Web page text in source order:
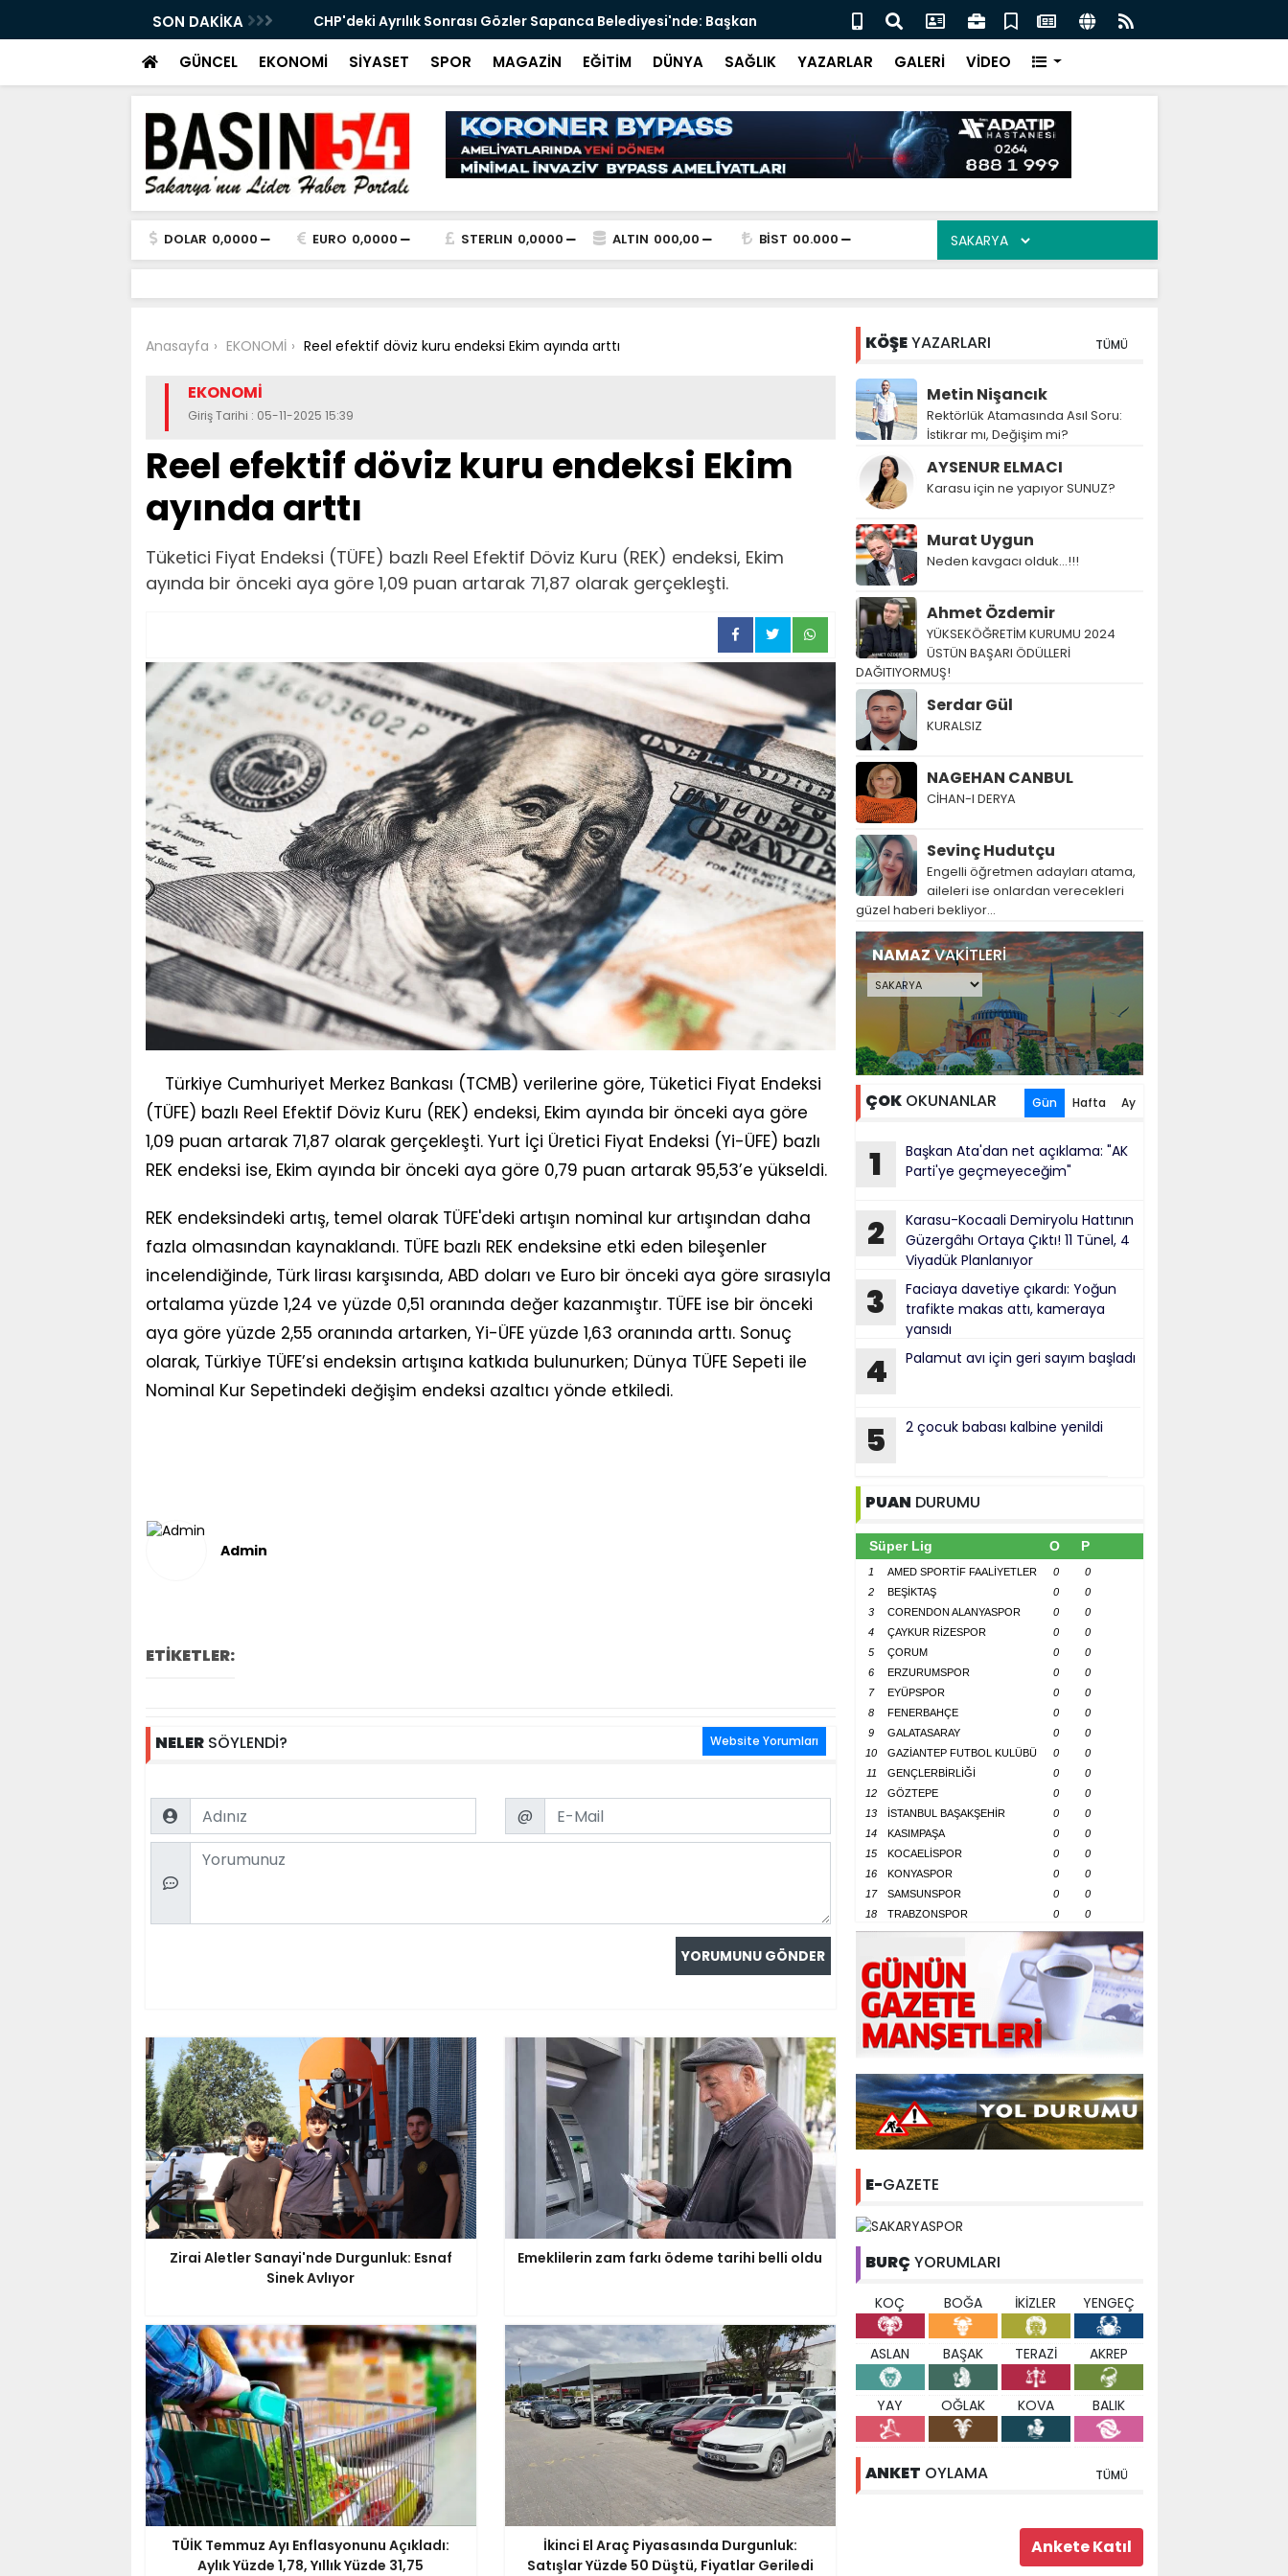
SON DAKİKA
Kamp Programı Değişti
CHP'deki Ayrılık Sonrası Gözler Sapanca Belediyesi'nde: Başkan
Şahin'in Kararı Merak Ediliyor
Karasu-Kocaali Demiryolu Hattının Güzergâhı Ortaya Çıktı! 11 Tünel,
4 Viyadük Planlanıyor
GÜNCEL EKONOMİ SİYASET SPOR MAGAZİN EĞİTİM DÜNYA SAĞLIK YAZARLAR GALERİ VİDEO
DOLAR 0,0000 EURO 0,0000 STERLIN 0,0000 ALTIN 000,00 BİST 00.000
Anasayfa EKONOMİ Reel efektif döviz kuru endeksi Ekim ayında arttı
EKONOMİ
Giriş Tarihi : 05-11-2025 15:39
Reel efektif döviz kuru endeksi Ekim
ayında arttı
Tüketici Fiyat Endeksi (TÜFE) bazlı Reel Efektif Döviz Kuru (REK) endeksi, Ekim
ayında bir önceki aya göre 1,09 puan artarak 71,87 olarak gerçekleşti.
Türkiye Cumhuriyet Merkez Bankası (TCMB) verilerine göre, Tüketici Fiyat Endeksi
(TÜFE) bazlı Reel Efektif Döviz Kuru (REK) endeksi, Ekim ayında bir önceki aya göre
1,09 puan artarak 71,87 olarak gerçekleşti. Yurt İçi Üretici Fiyat Endeksi (Yi-ÜFE) bazlı
REK endeksi ise, Ekim ayında bir önceki aya göre 0,79 puan artarak 95,53’e yükseldi.
REK endeksindeki artış, temel olarak TÜFE'deki artışın nominal kur artışından daha
fazla olmasından kaynaklandı. TÜFE bazlı REK endeksine etki eden bileşenler
incelendiğinde, Türk lirası karşısında, ABD doları ve Euro bir önceki aya göre sırasıyla
ortalama yüzde 1,24 ve yüzde 0,51 oranında değer kazanmıştır. TÜFE ise bir önceki
aya göre yüzde 2,55 oranında artarken, Yi-ÜFE yüzde 1,63 oranında arttı. Sonuç
olarak, Türkiye TÜFE’si endeksin artışına katkıda bulunurken; Dünya TÜFE Sepeti ile
Nominal Kur Sepetindeki değişim endeksi azaltıcı yönde etkiledi.
Admin
ETİKETLER:
NELERSÖYLENDİ? Website Yorumları
Name Email
@
Comment
Zirai Aletler Sanayi'nde Durgunluk: Esnaf
Sinek Avlıyor
Emeklilerin zam farkı ödeme tarihi belli oldu
TÜİK Temmuz Ayı Enflasyonunu Açıkladı:
Aylık Yüzde 1,78, Yıllık Yüzde 31,75
İkinci El Araç Piyasasında Durgunluk:
Satışlar Yüzde 50 Düştü, Fiyatlar Geriledi
KÖŞEYAZARLARI TÜMÜ
Metin Nişancık
Rektörlük Atamasında Asıl Soru:
İstikrar mı, Değişim mi?
AYSENUR ELMACI
Karasu için ne yapıyor SUNUZ?
Murat Uygun
Neden kavgacı olduk…!!!
Ahmet Özdemir
YÜKSEKÖĞRETİM KURUMU 2024
ÜSTÜN BAŞARI ÖDÜLLERİ
DAĞITIYORMUŞ!
Serdar Gül
KURALSIZ
NAGEHAN CANBUL
CİHAN-I DERYA
Sevinç Hudutçu
Engelli öğretmen adayları atama,
aileleri ise onlardan verecekleri
güzel haberi bekliyor...
NAMAZVAKİTLERİ
ÇOKOKUNANLAR Gün Hafta Ay
1
Başkan Ata'dan net açıklama: "AK
Parti'ye geçmeyeceğim"
2
Karasu-Kocaali Demiryolu Hattının
Güzergâhı Ortaya Çıktı! 11 Tünel, 4
Viyadük Planlanıyor
3
Faciaya davetiye çıkardı: Yoğun
trafikte makas attı, kameraya
yansıdı
4 Palamut avı için geri sayım başladı
5 2 çocuk babası kalbine yenildi
PUAN DURUMU
Süper Lig O P
1 AMED SPORTİF FAALİYETLER 0
0
2
BEŞİKTAŞ 0
0
3
CORENDON ALANYASPOR 0
0
4
ÇAYKUR RİZESPOR 0
0
5
ÇORUM 0
0
6
ERZURUMSPOR 0
0
7
EYÜPSPOR 0
0
8
FENERBAHÇE 0
0
9
GALATASARAY 0
0
10
GAZİANTEP FUTBOL KULÜBÜ 0
0
11
GENÇLERBİRLİĞİ 0
0
12
GÖZTEPE 0
0
13
İSTANBUL BAŞAKŞEHİR 0
0
14
KASIMPAŞA 0
0
15
KOCAELİSPOR 0
0
16
KONYASPOR 0
0
17
SAMSUNSPOR 0
0
18
TRABZONSPOR 0 0
E-GAZETE
BURÇ YORUMLARI
KOÇ BOĞA İKİZLER YENGEÇ
ASLAN BAŞAK TERAZİ AKREP
YAY OĞLAK KOVA BALIK
ANKET OYLAMA TÜMÜ